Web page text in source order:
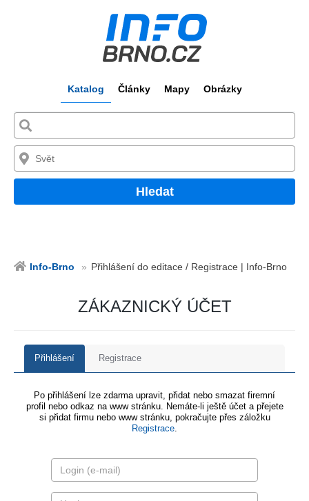
Katalog Články Mapy Obrázky
Hledat
Info-Brno Přihlášení do editace / Registrace | Info-Brno
ZÁKAZNICKÝ ÚČET
Přihlášení Registrace
Po přihlášení lze zdarma upravit, přidat nebo smazat firemní
profil nebo odkaz na www stránku. Nemáte-li ještě účet a přejete
si přidat firmu nebo www stránku, pokračujte přes záložku
Registrace.